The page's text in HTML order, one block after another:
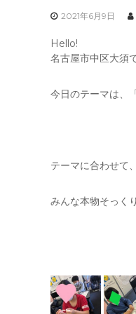
2021年6月9日
Hello!
名古屋市中区大須
今日のテーマは、
テーマに合わせて
みんな本物そっく